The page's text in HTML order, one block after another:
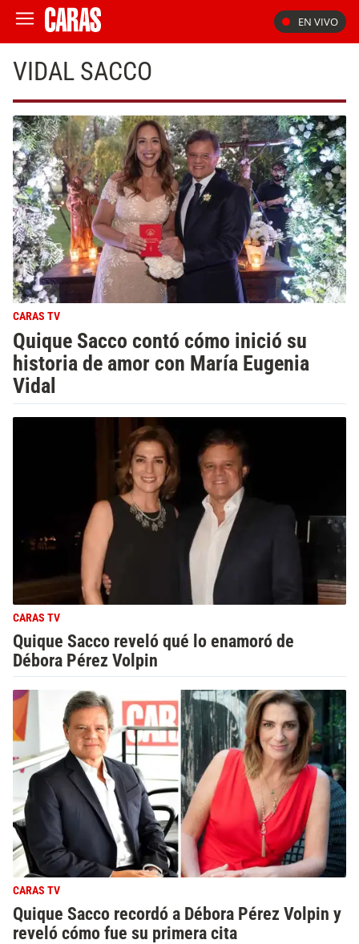
EN VIVO
VIDAL SACCO
CARAS TV
Quique Sacco contó cómo inició su
historia de amor con María Eugenia
Vidal
CARAS TV
Quique Sacco reveló qué lo enamoró de
Débora Pérez Volpin
CARAS TV
Quique Sacco recordó a Débora Pérez Volpin y
reveló cómo fue su primera cita